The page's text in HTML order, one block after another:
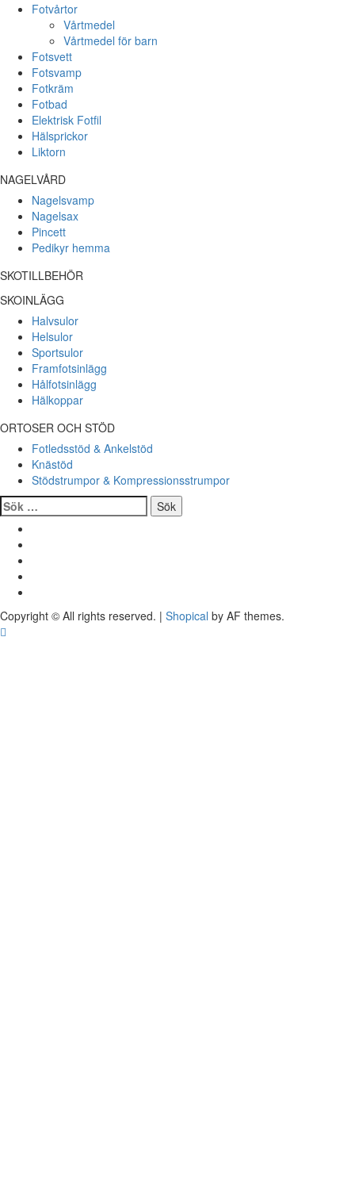
Fotvårtor
Vårtmedel
Vårtmedel för barn
Fotsvett
Fotsvamp
Fotkräm
Fotbad
Elektrisk Fotfil
Hälsprickor
Liktorn
NAGELVÅRD
Nagelsvamp
Nagelsax
Pincett
Pedikyr hemma
SKOTILLBEHÖR
SKOINLÄGG
Halvsulor
Helsulor
Sportsulor
Framfotsinlägg
Hålfotsinlägg
Hälkoppar
ORTOSER OCH STÖD
Fotledsstöd & Ankelstöd
Knästöd
Stödstrumpor & Kompressionsstrumpor
Sök
efter:
Copyright © All rights reserved. | Shopical by AF themes.